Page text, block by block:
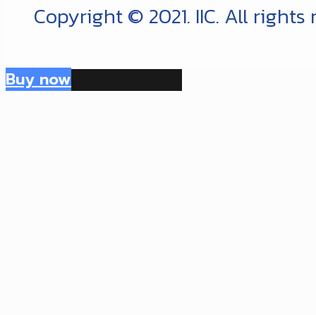
Copyright © 2021. IIC. All rights
Buy now